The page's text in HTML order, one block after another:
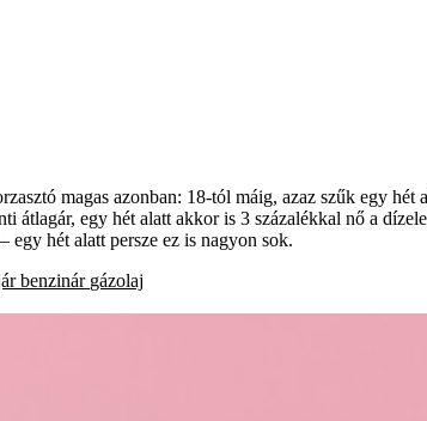
magas azonban: 18-tól máig, azaz szűk egy
átlagár, egy hét alatt akkor is 3 százalékkal nő a
egy hét alatt persze ez is nagyon sok.
benzinár gázolaj